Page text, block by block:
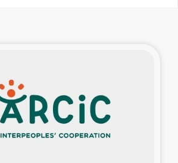
大雨による洪水被災者支援
カカオ生産者支援事業